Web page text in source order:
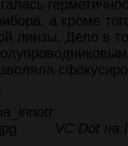
а кроме
линзы. Дело в
VC Dot на